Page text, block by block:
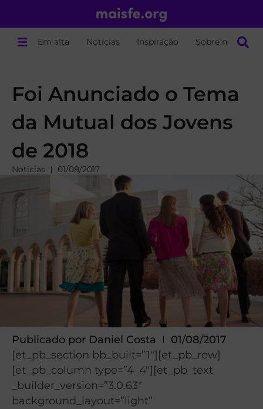
Em alta Notícias Inspiração Sobre nós
Foi Anunciado o Tema
da Mutual dos Jovens
de 2018
Notícias 01/08/2017
Publicado por Daniel Costa
01/08/2017
[et_pb_section bb_built=”1″][et_pb_row]
[et_pb_column type=”4_4″][et_pb_text
_builder_version=”3.0.63″
background_layout=”light”